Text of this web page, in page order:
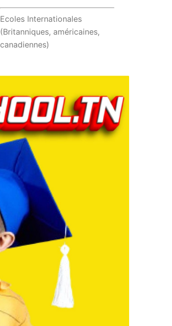
Ecoles Internationales
(Britanniques, américaines,
canadiennes)